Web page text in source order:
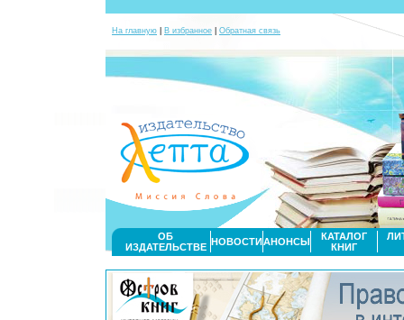
На главную В избранное Обратная связь
ОБ
ИЗДАТЕЛЬСТВЕ НОВОСТИАНОНСЫ
КАТАЛОГ
КНИГ